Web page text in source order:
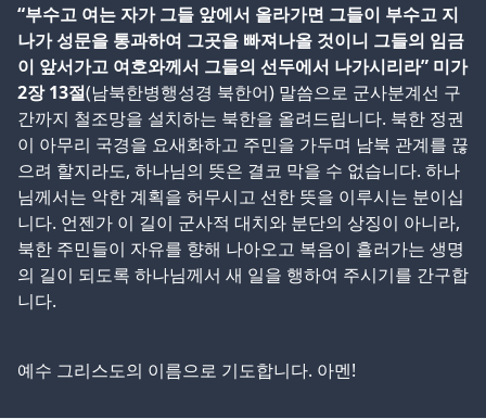
“부수고 여는 자가 그들 앞에서 올라가면 그들이 부수고 지
나가 성문을 통과하여 그곳을 빠져나올 것이니 그들의 임금
이 앞서가고 여호와께서 그들의 선두에서 나가시리라” 미가
2장 13절(남북한병행성경 북한어) 말씀으로 군사분계선 구
간까지 철조망을 설치하는 북한을 올려드립니다. 북한 정권
이 아무리 국경을 요새화하고 주민을 가두며 남북 관계를 끊
으려 할지라도, 하나님의 뜻은 결코 막을 수 없습니다. 하나
님께서는 악한 계획을 허무시고 선한 뜻을 이루시는 분이십
니다. 언젠가 이 길이 군사적 대치와 분단의 상징이 아니라,
북한 주민들이 자유를 향해 나아오고 복음이 흘러가는 생명
의 길이 되도록 하나님께서 새 일을 행하여 주시기를 간구합
니다.
예수 그리스도의 이름으로 기도합니다. 아멘!